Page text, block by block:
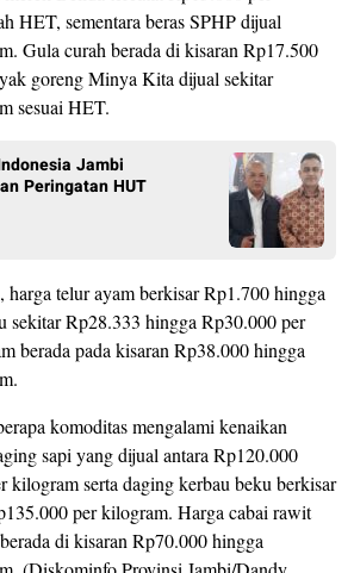
HET, sementara beras SPHP dijual
Gula curah berada di kisaran Rp17.500
goreng Minya Kita dijual sekitar
sesuai HET.
Jambi
Peringatan HUT
telur ayam berkisar Rp1.700 hingga
sekitar Rp28.333 hingga Rp30.000 per
berada pada kisaran Rp38.000 hingga
komoditas mengalami kenaikan
sapi yang dijual antara Rp120.000
kilogram serta daging kerbau beku berkisar
per kilogram. Harga cabai rawit
di kisaran Rp70.000 hingga